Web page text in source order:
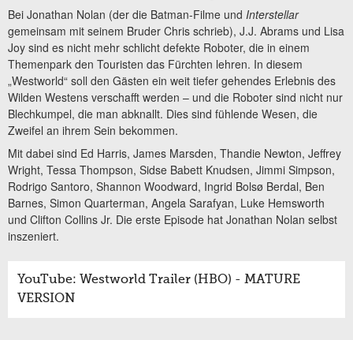
Bei Jonathan Nolan (der die Batman-Filme und Interstellar
gemeinsam mit seinem Bruder Chris schrieb), J.J. Abrams und Lisa
Joy sind es nicht mehr schlicht defekte Roboter, die in einem
Themenpark den Touristen das Fürchten lehren. In diesem
„Westworld“ soll den Gästen ein weit tiefer gehendes Erlebnis des
Wilden Westens verschafft werden – und die Roboter sind nicht nur
Blechkumpel, die man abknallt. Dies sind fühlende Wesen, die
Zweifel an ihrem Sein bekommen.
Mit dabei sind Ed Harris, James Marsden, Thandie Newton, Jeffrey
Wright, Tessa Thompson, Sidse Babett Knudsen, Jimmi Simpson,
Rodrigo Santoro, Shannon Woodward, Ingrid Bolsø Berdal, Ben
Barnes, Simon Quarterman, Angela Sarafyan, Luke Hemsworth
und Clifton Collins Jr. Die erste Episode hat Jonathan Nolan selbst
inszeniert.
YouTube: Westworld Trailer (HBO) - MATURE
VERSION